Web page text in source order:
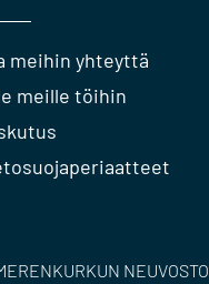
meihin yhteyttä
meille töihin
NEUVOSTO